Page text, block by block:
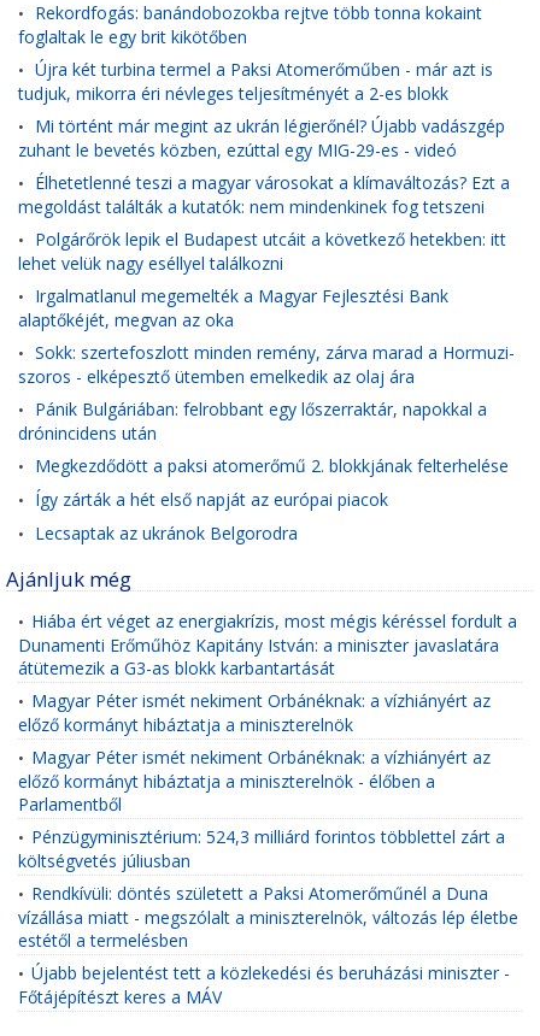
• Rekordfogás: banándobozokba rejtve több tonna kokaint
foglaltak le egy brit kikötőben
• Újra két turbina termel a Paksi Atomerőműben - már azt is
tudjuk, mikorra éri névleges teljesítményét a 2-es blokk
• Mi történt már megint az ukrán légierőnél? Újabb vadászgép
zuhant le bevetés közben, ezúttal egy MIG-29-es - videó
• Élhetetlenné teszi a magyar városokat a klímaváltozás? Ezt a
megoldást találták a kutatók: nem mindenkinek fog tetszeni
• Polgárőrök lepik el Budapest utcáit a következő hetekben: itt
lehet velük nagy eséllyel találkozni
• Irgalmatlanul megemelték a Magyar Fejlesztési Bank
alaptőkéjét, megvan az oka
• Sokk: szertefoszlott minden remény, zárva marad a Hormuzi-
szoros - elképesztő ütemben emelkedik az olaj ára
• Pánik Bulgáriában: felrobbant egy lőszerraktár, napokkal a
drónincidens után
• Megkezdődött a paksi atomerőmű 2. blokkjának felterhelése
• Így zárták a hét első napját az európai piacok
• Lecsaptak az ukránok Belgorodra
Ajánljuk még
• Hiába ért véget az energiakrízis, most mégis kéréssel fordult a
Dunamenti Erőműhöz Kapitány István: a miniszter javaslatára
átütemezik a G3-as blokk karbantartását
• Magyar Péter ismét nekiment Orbánéknak: a vízhiányért az
előző kormányt hibáztatja a miniszterelnök
• Magyar Péter ismét nekiment Orbánéknak: a vízhiányért az
előző kormányt hibáztatja a miniszterelnök - élőben a
Parlamentből
• Pénzügyminisztérium: 524,3 milliárd forintos többlettel zárt a
költségvetés júliusban
• Rendkívüli: döntés született a Paksi Atomerőműnél a Duna
vízállása miatt - megszólalt a miniszterelnök, változás lép életbe
estétől a termelésben
• Újabb bejelentést tett a közlekedési és beruházási miniszter -
Főtájépítészt keres a MÁV